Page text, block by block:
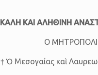
ΚΑΛΗ ΚΑΙ ΑΛΗΘΙΝΗ
Ο
† Ὁ Μεσογαίας καὶ